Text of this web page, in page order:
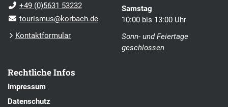
+49 (0)5631 53232
tourismus@korbach.de
Kontaktformular
Samstag
10:00 bis 13:00 Uhr
Sonn- und Feiertage
geschlossen
Rechtliche Infos
Impressum
Datenschutz